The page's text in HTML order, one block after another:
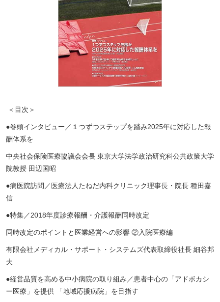
＜目次＞
●巻頭インタビュー／１つずつステップを踏み2025年に対応した報
酬体系を
中央社会保険医療協議会会長 東京大学法学政治研究科公共政策大学
院教授 田辺国昭
●病医院訪問／医療法人たねだ内科クリニック理事長・院長 種田嘉
信
●特集／2018年度診療報酬・介護報酬同時改定
同時改定のポイントと医業経営への影響 ②入院医療編
有限会社メディカル・サポート・システムズ代表取締役社長 細谷邦
夫
●経営品質を高める中小病院の取り組み／患者中心の「アドボカシ
ー医療」を提供 「地域応援病院」を目指す